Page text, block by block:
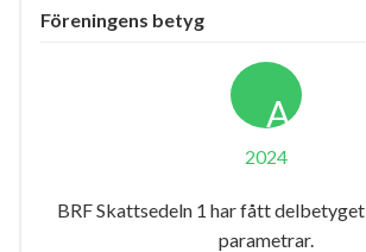
Föreningens betyg
A
2024
BRF Skattsedeln 1 har fått delbetyget
parametrar.